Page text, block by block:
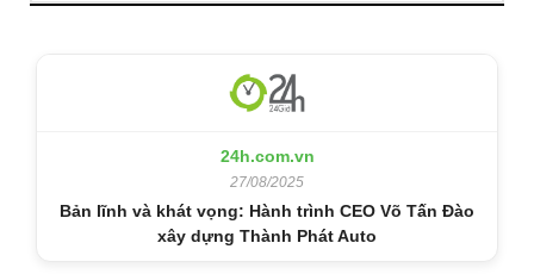
24h.com.vn
27/08/2025
Bản lĩnh và khát vọng: Hành trình CEO Võ Tấn Đào
xây dựng Thành Phát Auto